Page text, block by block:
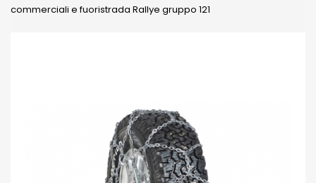
commerciali e fuoristrada Rallye gruppo 121